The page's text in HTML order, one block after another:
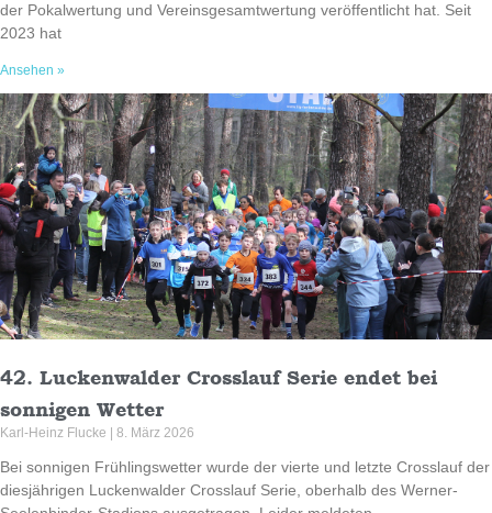
der Pokalwertung und Vereinsgesamtwertung veröffentlicht hat. Seit
2023 hat
Ansehen »
42. Luckenwalder Crosslauf Serie endet bei
sonnigen Wetter
Karl-Heinz Flucke 8. März 2026
Bei sonnigen Frühlingswetter wurde der vierte und letzte Crosslauf der
diesjährigen Luckenwalder Crosslauf Serie, oberhalb des Werner-